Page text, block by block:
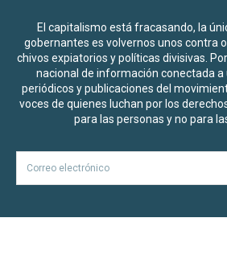
El capitalismo está fracasando, la
gobernantes es volvernos unos contra
chivos expiatorios y políticas divisivas.
nacional de información conectada a
periódicos y publicaciones del
voces de quienes luchan por los
para las personas y no para